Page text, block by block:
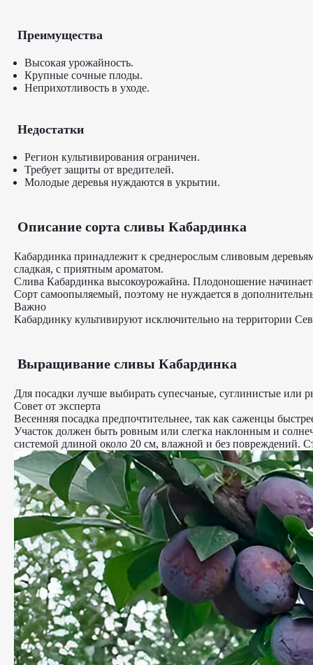
Преимущества
Высокая урожайность.
Крупные сочные плоды.
Неприхотливость в уходе.
Недостатки
Регион культивирования ограничен.
Требует защиты от вредителей.
Молодые деревья нуждаются в укрытии.
Описание сорта сливы Кабардинка
Кабардинка принадлежит к среднерослым сливовым
сладкая, с приятным ароматом.
Слива Кабардинка высокоурожайна. Плодоношение
Сорт самоопыляемый, поэтому не нуждается в
Важно
Кабардинку культивируют исключительно на территории
Выращивание сливы Кабардинка
Для посадки лучше выбирать супесчаные, суглинистые или
Совет от эксперта
Весенняя посадка предпочтительнее, так как саженцы
Участок должен быть ровным или слегка наклонным и
системой длиной около 20 см, влажной и без повреждений.